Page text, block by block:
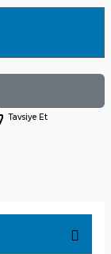
Tavsiye Et